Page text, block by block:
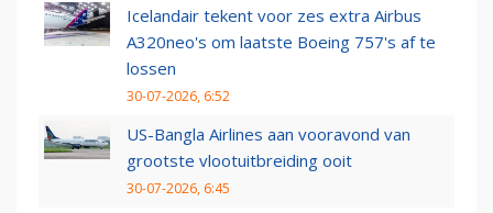
Icelandair tekent voor zes extra Airbus
A320neo's om laatste Boeing 757's af te
lossen
30-07-2026, 6:52
US-Bangla Airlines aan vooravond van
grootste vlootuitbreiding ooit
30-07-2026, 6:45